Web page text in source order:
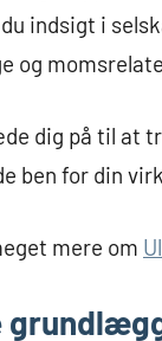
indsigt i
og
dig på til at
ben for din
mere om